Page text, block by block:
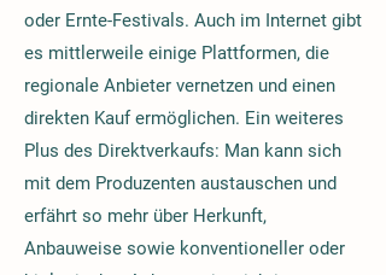
oder Ernte-Festivals. Auch im Internet gibt
es mittlerweile einige Plattformen, die
regionale Anbieter vernetzen und einen
direkten Kauf ermöglichen. Ein weiteres
Plus des Direktverkaufs: Man kann sich
mit dem Produzenten austauschen und
erfährt so mehr über Herkunft,
Anbauweise sowie konventioneller oder